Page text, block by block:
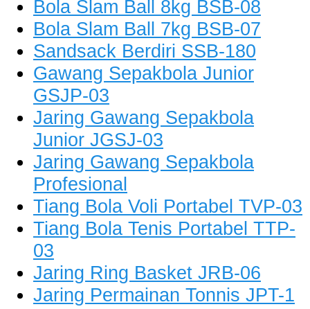
Bola Slam Ball 8kg BSB-08
Bola Slam Ball 7kg BSB-07
Sandsack Berdiri SSB-180
Gawang Sepakbola Junior
GSJP-03
Jaring Gawang Sepakbola
Junior JGSJ-03
Jaring Gawang Sepakbola
Profesional
Tiang Bola Voli Portabel TVP-03
Tiang Bola Tenis Portabel TTP-
03
Jaring Ring Basket JRB-06
Jaring Permainan Tonnis JPT-1